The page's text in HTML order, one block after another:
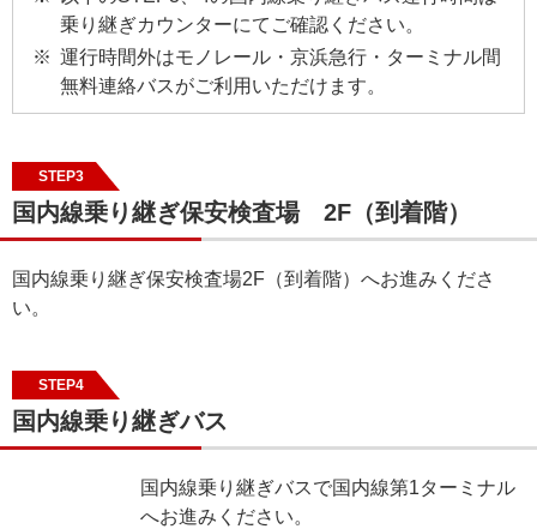
乗り継ぎカウンターにてご確認ください。
運行時間外はモノレール・京浜急行・ターミナル間
無料連絡バスがご利用いただけます。
STEP3
国内線乗り継ぎ保安検査場 2F（到着階）
国内線乗り継ぎ保安検査場2F（到着階）へお進みくださ
い。
STEP4
国内線乗り継ぎバス
国内線乗り継ぎバスで国内線第1ターミナル
へお進みください。